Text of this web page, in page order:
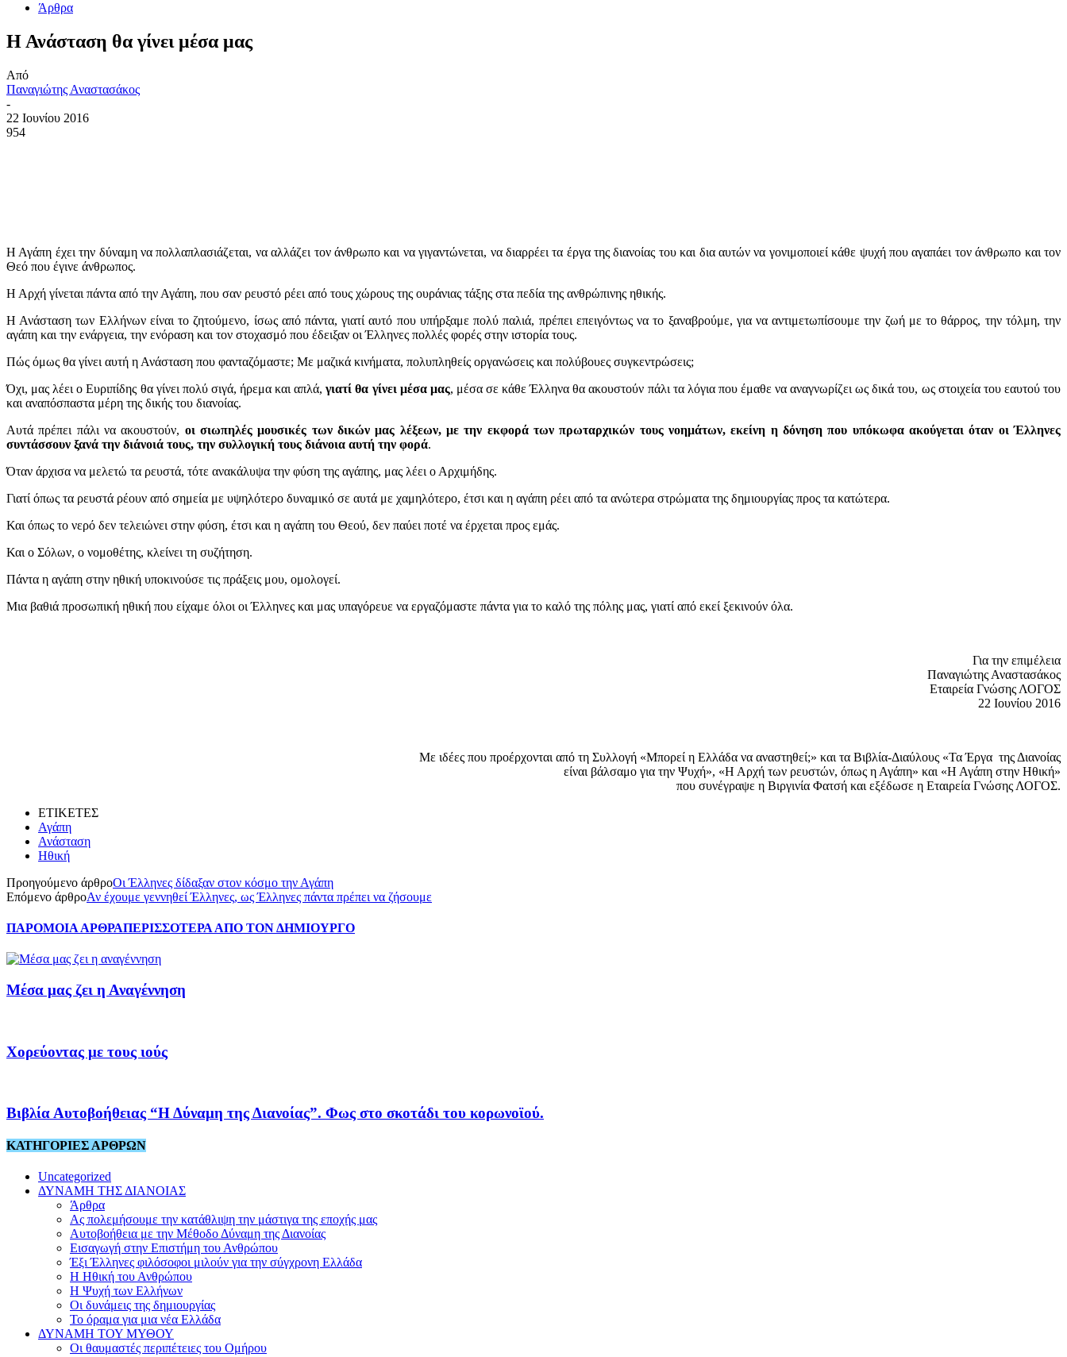
Άρθρα
Η Ανάσταση θα γίνει μέσα μας
Από
Παναγιώτης Αναστασάκος
-
22 Ιουνίου 2016
954
Η Αγάπη έχει την δύναμη να πολλαπλασιάζεται, να αλλάζει τον άνθρωπο και να γιγαντώνεται, να διαρρέει τα έργα της διανοίας του και δια αυτών να γονιμοποιεί κάθε ψυχή που αγαπάει τον άνθρωπο και τον
Θεό που έγινε άνθρωπος.
Η Αρχή γίνεται πάντα από την Αγάπη, που σαν ρευστό ρέει από τους χώρους της ουράνιας τάξης στα πεδία της ανθρώπινης ηθικής.
Η Ανάσταση των Ελλήνων είναι το ζητούμενο, ίσως από πάντα, γιατί αυτό που υπήρξαμε πολύ παλιά, πρέπει επειγόντως να το ξαναβρούμε, για να αντιμετωπίσουμε την ζωή με το θάρρος, την τόλμη, την
αγάπη και την ενάργεια, την ενόραση και τον στοχασμό που έδειξαν οι Έλληνες πολλές φορές στην ιστορία τους.
Πώς όμως θα γίνει αυτή η Ανάσταση που φανταζόμαστε; Με μαζικά κινήματα, πολυπληθείς οργανώσεις και πολύβουες συγκεντρώσεις;
Όχι, μας λέει ο Ευριπίδης θα γίνει πολύ σιγά, ήρεμα και απλά,γιατί θα γίνει μέσα μας, μέσα σε κάθε Έλληνα θα ακουστούν πάλι τα λόγια που έμαθε να αναγνωρίζει ως δικά του, ως στοιχεία του εαυτού του
και αναπόσπαστα μέρη της δικής του διανοίας.
Αυτά πρέπει πάλι να ακουστούν, οι σιωπηλές μουσικές των δικών μας λέξεων, με την εκφορά των πρωταρχικών τους νοημάτων, εκείνη η δόνηση που υπόκωφα ακούγεται όταν οι Έλληνες
συντάσσουν ξανά την διάνοιά τους, την συλλογική τους διάνοια αυτή την φορά.
Όταν άρχισα να μελετώ τα ρευστά, τότε ανακάλυψα την φύση της αγάπης, μας λέει ο Αρχιμήδης.
Γιατί όπως τα ρευστά ρέουν από σημεία με υψηλότερο δυναμικό σε αυτά με χαμηλότερο, έτσι και η αγάπη ρέει από τα ανώτερα στρώματα της δημιουργίας προς τα κατώτερα.
Και όπως το νερό δεν τελειώνει στην φύση, έτσι και η αγάπη του Θεού, δεν παύει ποτέ να έρχεται προς εμάς.
Και ο Σόλων, ο νομοθέτης, κλείνει τη συζήτηση.
Πάντα η αγάπη στην ηθική υποκινούσε τις πράξεις μου, ομολογεί.
Μια βαθιά προσωπική ηθική που είχαμε όλοι οι Έλληνες και μας υπαγόρευε να εργαζόμαστε πάντα για το καλό της πόλης μας, γιατί από εκεί ξεκινούν όλα.
Για την επιμέλεια
Παναγιώτης Αναστασάκος
Εταιρεία Γνώσης ΛΟΓΟΣ
22 Ιουνίου 2016
Με ιδέες που προέρχονται από τη Συλλογή «Μπορεί η Ελλάδα να αναστηθεί;» και τα Βιβλία-Διαύλους «Τα Έργα της Διανοίας
είναι βάλσαμο για την Ψυχή», «Η Αρχή των ρευστών, όπως η Αγάπη» και «Η Αγάπη στην Ηθική»
που συνέγραψε η Βιργινία Φατσή και εξέδωσε η Εταιρεία Γνώσης ΛΟΓΟΣ.
ΕΤΙΚΕΤΕΣ
Αγάπη
Ανάσταση
Ηθική
Προηγούμενο άρθροΟι Έλληνες δίδαξαν στον κόσμο την Αγάπη
Επόμενο άρθροΑν έχουμε γεννηθεί Έλληνες, ως Έλληνες πάντα πρέπει να ζήσουμε
ΠΑΡΟΜΟΙΑ ΑΡΘΡΑΠΕΡΙΣΣΟΤΕΡΑ ΑΠΟ ΤΟΝ ΔΗΜΙΟΥΡΓΟ
Μέσα μας ζει η Αναγέννηση
Χορεύοντας με τους ιούς
Βιβλία Αυτοβοήθειας “Η Δύναμη της Διανοίας”. Φως στο σκοτάδι του κορωνοϊού.
ΚΑΤΗΓΟΡΙΕΣ ΑΡΘΡΩΝ
Uncategorized
ΔΥΝΑΜΗ ΤΗΣ ΔΙΑΝΟΙΑΣ
Άρθρα
Ας πολεμήσουμε την κατάθλιψη την μάστιγα της εποχής μας
Αυτοβοήθεια με την Μέθοδο Δύναμη της Διανοίας
Εισαγωγή στην Επιστήμη του Ανθρώπου
Έξι Έλληνες φιλόσοφοι μιλούν για την σύγχρονη Ελλάδα
Η Ηθική του Ανθρώπου
Η Ψυχή των Ελλήνων
Οι δυνάμεις της δημιουργίας
Το όραμα για μια νέα Ελλάδα
ΔΥΝΑΜΗ ΤΟΥ ΜΥΘΟΥ
Οι θαυμαστές περιπέτειες του Ομήρου